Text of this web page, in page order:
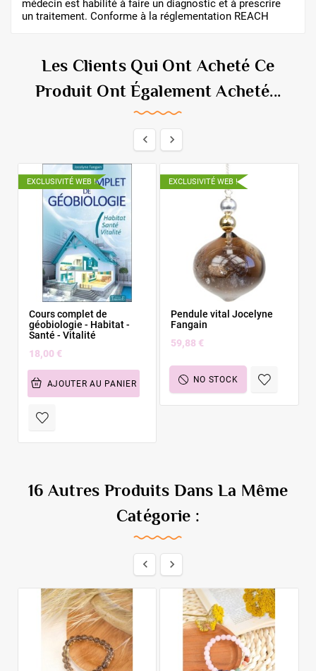
médecin est habilité à faire un diagnostic et à prescrire
un traitement. Conforme à la réglementation REACH
Les Clients Qui Ont Acheté Ce
Produit Ont Également Acheté...
 
EXCLUSIVITÉ WEB !
Cours complet de
géobiologie - Habitat -
Santé - Vitalité
18,00 €
AJOUTER AU PANIER
EXCLUSIVITÉ WEB !
Pendule vital Jocelyne
Fangain
59,88 €
NO STOCK
16 Autres Produits Dans La Même
Catégorie :
 